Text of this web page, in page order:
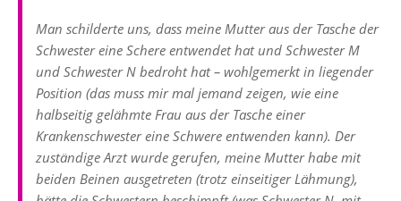
Man schilderte uns, dass meine Mutter aus der Tasche der
Schwester eine Schere entwendet hat und Schwester M
und Schwester N bedroht hat – wohlgemerkt in liegender
Position (das muss mir mal jemand zeigen, wie eine
halbseitig gelähmte Frau aus der Tasche einer
Krankenschwester eine Schwere entwenden kann). Der
zuständige Arzt wurde gerufen, meine Mutter habe mit
beiden Beinen ausgetreten (trotz einseitiger Lähmung),